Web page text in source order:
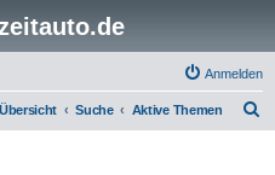
Anmelden
Suche Aktive Themen